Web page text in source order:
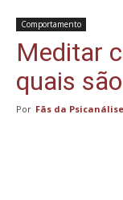
Comportamento
Meditar
quais
Por Fãs da Psicanálise